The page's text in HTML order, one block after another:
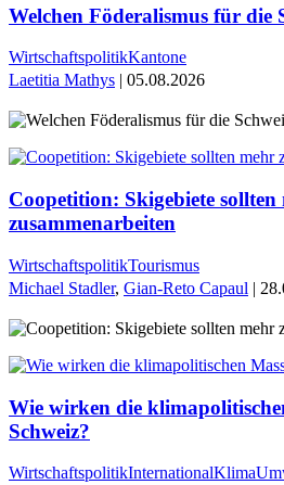
Welchen Föderalismus für die
WirtschaftspolitikKantone
Laetitia Mathys | 05.08.2026
Coopetition: Skigebiete sollten
zusammenarbeiten
WirtschaftspolitikTourismus
Michael Stadler, Gian-Reto Capaul |
Wie wirken die
Schweiz?
WirtschaftspolitikInternationalKlima